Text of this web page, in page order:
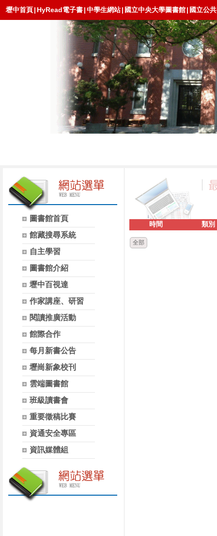
壢中首頁| HyRead電子書|中學生網站| 國立中央大學圖書館| 國立公
圖書館首頁
館藏搜尋系統
自主學習
圖書館介紹
壢中百視達
作家講座、研習
閱讀推廣活動
館際合作
每月新書公告
壢崗新象校刊
雲端圖書館
班級讀書會
重要徵稿比賽
資通安全專區
資訊媒體組
時間 類別
全部